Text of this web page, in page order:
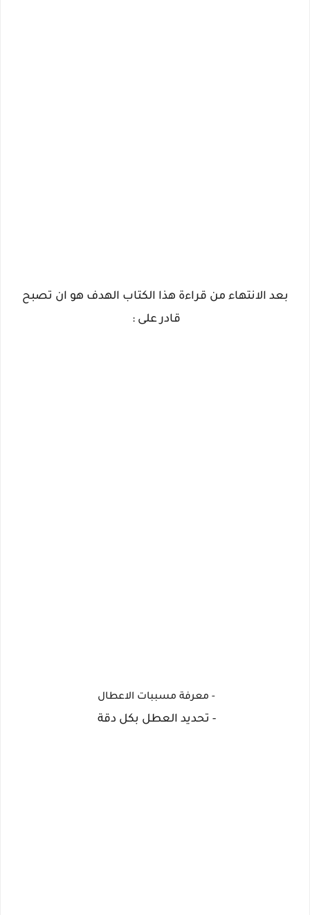
بعد الانتهاء من قراءة هذا الكتاب الهدف هو ان تصبح
قادر على :
- معرفة مسببات الاعطال
- تحديد العطل بكل دقة